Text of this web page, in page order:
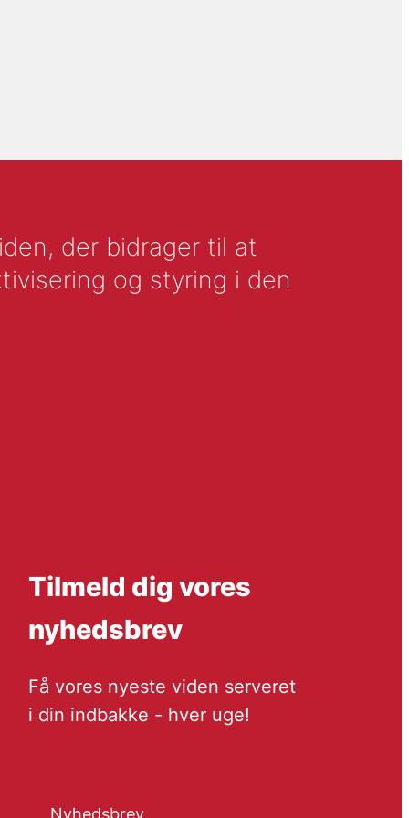
der bidrager til at
og styring i den
Tilmeld dig vores
nyhedsbrev
Få vores nyeste viden serveret
i din indbakke - hver uge!
Nyhedsbrev